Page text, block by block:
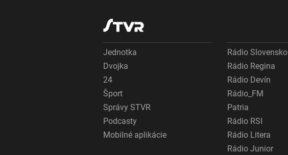
Jednotka
Dvojka
24
Šport
Správy STVR
Podcasty
Mobilné aplikácie
Rádio Slovensko
Rádio Regina
Rádio Devín
Rádio_FM
Patria
Rádio RSI
Rádio Litera
Rádio Junior